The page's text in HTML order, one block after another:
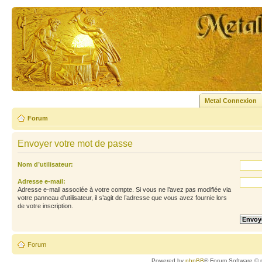
Metal Connexion
Forum
Envoyer votre mot de passe
Nom d’utilisateur:
Adresse e-mail:
Adresse e-mail associée à votre compte. Si vous ne l’avez pas modifiée via
votre panneau d’utilisateur, il s’agit de l’adresse que vous avez fournie lors
de votre inscription.
Forum
Powered byphpBB® Forum Software ©